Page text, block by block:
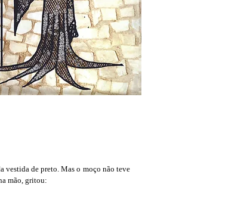
vestida de preto. Mas o moço não teve
mão, gritou: